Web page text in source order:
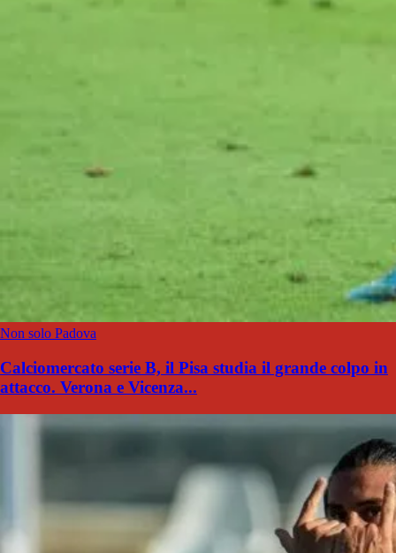
Non solo Padova
Calciomercato serie B, il Pisa studia il grande colpo in
attacco. Verona e Vicenza...